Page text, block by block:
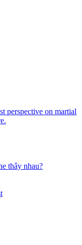
perspective on martial
thây nhau?